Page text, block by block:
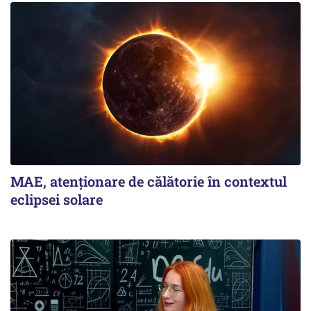
MAE, atenționare de călătorie în contextul
eclipsei solare